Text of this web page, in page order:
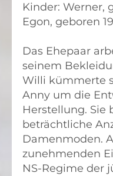
Kinder: Werner,
Egon, geboren
Das Ehepaar
seinem
Willi kümmerte
Anny um die
Herstellung. Sie
beträchtliche
Damenmoden.
zunehmenden
NS-Regime der